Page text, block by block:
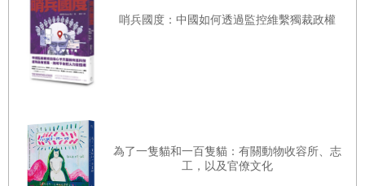
有事搞砸。我們需要時刻警惕並長期努力。不應該一味做事
後諸葛，雖然這也有一定的重要性。我的觀察和結論可能看
起來很天真，可能會辜負他人，或表達了我當時沒有發現但
是現在能夠確定的事。我沒有把這些刪掉，還是都寫進來
英、外交官、積極分子（activist）、政治家、救援隊，以及
軍事與民事行動都教了我很多東西。而那些為了自身、家人
和國家能有更好的未來日夜不懈的人讓我學到更多。甚至那
哨兵國度：中國如何透過監控維繫獨裁政權
為了一隻貓和一百隻貓：有關動物收容所、志
工，以及官僚文化